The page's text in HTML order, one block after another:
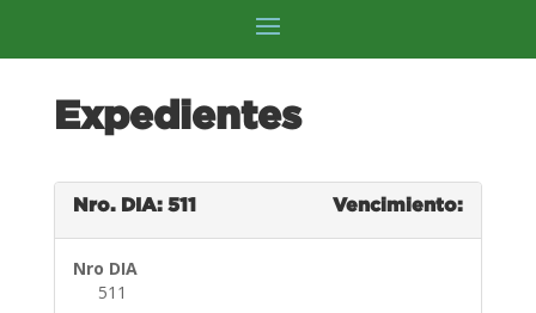
Expedientes
Nro. DIA: 511 Vencimiento:
Nro DIA
511